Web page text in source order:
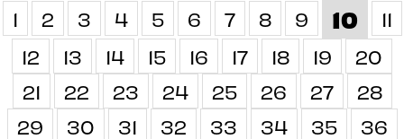
1 2 3 4 5 6 7 8 9 10
11
12
13 14 15 16 17 18 19
20
21
22 23 24 25 26 27
28
29
30 31 32 33 34 35
36